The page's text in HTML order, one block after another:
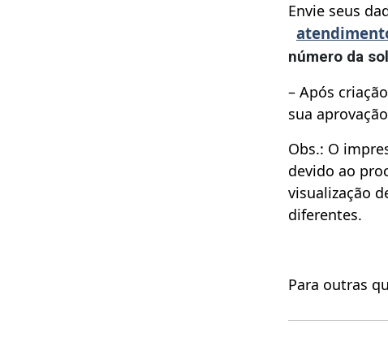
Envie seus
número da
– Após
sua
Obs.: O
devido ao
visualização
diferentes.
Para outras